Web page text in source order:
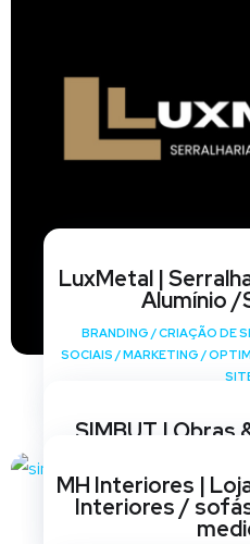
LuxMetal |
Alumínio /
BRANDING /CRIAÇÃO DE
SOCIAIS /MARKETING /
SIMBUT | Obras
SOCIAIS /MARKETING
MH Interiores |
Interiores /